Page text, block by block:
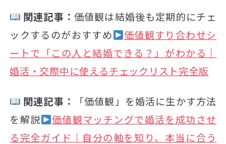
関連記事： 価値観は結婚後も定期的にチェ
ックするのがおすすめ
価値観すり合わせシ
ートで「この人と結婚できる？」がわかる｜
婚活・交際中に使えるチェックリスト完全版
関連記事：
「価値観」を婚活に生かす方法
を解説
価値観マッチングで婚活を成功させ
る完全ガイド｜自分の軸を知り、本当に合う